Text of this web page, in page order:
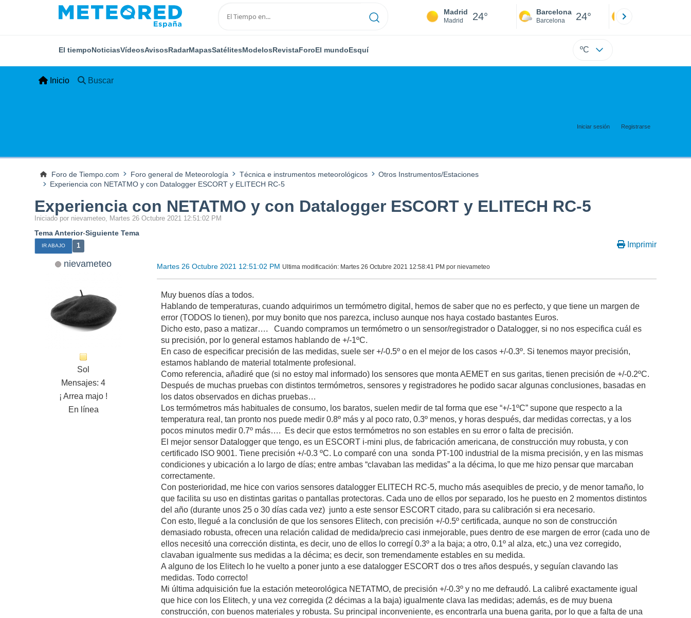
Madrid
Madrid 24° Barcelona
Barcelona 24°
El tiempoNoticiasVídeosAvisosRadarMapasSatélitesModelosRevistaForoEl mundoEsquí ºC
Inicio Buscar
Iniciar sesión Registrarse
Foro de Tiempo.com Foro general de Meteorología Técnica e instrumentos meteorológicos
Otros Instrumentos/Estaciones
Experiencia con NETATMO y con Datalogger ESCORT y ELITECH RC-5
Experiencia con NETATMO y con Datalogger ESCORT y ELITECH RC-5
Iniciado por nievameteo, Martes 26 Octubre 2021 12:51:02 PM
Tema Anterior-Siguiente Tema
IR ABAJO 1 Imprimir
nievameteo
Sol
Mensajes: 4
¡ Arrea majo !
En línea
Martes 26 Octubre 2021 12:51:02 PM Ultima modificación: Martes 26 Octubre 2021 12:58:41 PM por nievameteo
Muy buenos días a todos.
Hablando de temperaturas, cuando adquirimos un termómetro digital, hemos de saber que no es perfecto, y que tiene un margen de
error (TODOS lo tienen), por muy bonito que nos parezca, incluso aunque nos haya costado bastantes Euros.
Dicho esto, paso a matizar…. Cuando compramos un termómetro o un sensor/registrador o Datalogger, si no nos especifica cuál es
su precisión, por lo general estamos hablando de +/-1ºC.
En caso de especificar precisión de las medidas, suele ser +/-0.5º o en el mejor de los casos +/-0.3º. Si tenemos mayor precisión,
estamos hablando de material totalmente profesional.
Como referencia, añadiré que (si no estoy mal informado) los sensores que monta AEMET en sus garitas, tienen precisión de +/-0.2ºC.
Después de muchas pruebas con distintos termómetros, sensores y registradores he podido sacar algunas conclusiones, basadas en
los datos observados en dichas pruebas…
Los termómetros más habituales de consumo, los baratos, suelen medir de tal forma que ese “+/-1ºC” supone que respecto a la
temperatura real, tan pronto nos puede medir 0.8º más y al poco rato, 0.3º menos, y horas después, dar medidas correctas, y a los
pocos minutos medir 0.7º más…. Es decir que estos termómetros no son estables en su error o falta de precisión.
El mejor sensor Datalogger que tengo, es un ESCORT i-mini plus, de fabricación americana, de construcción muy robusta, y con
certificado ISO 9001. Tiene precisión +/-0.3 ºC. Lo comparé con una sonda PT-100 industrial de la misma precisión, y en las mismas
condiciones y ubicación a lo largo de días; entre ambas “clavaban las medidas” a la décima, lo que me hizo pensar que marcaban
correctamente.
Con posterioridad, me hice con varios sensores datalogger ELITECH RC-5, mucho más asequibles de precio, y de menor tamaño, lo
que facilita su uso en distintas garitas o pantallas protectoras. Cada uno de ellos por separado, los he puesto en 2 momentos distintos
del año (durante unos 25 o 30 días cada vez) junto a este sensor ESCORT citado, para su calibración si era necesario.
Con esto, llegué a la conclusión de que los sensores Elitech, con precisión +/-0.5º certificada, aunque no son de construcción
demasiado robusta, ofrecen una relación calidad de medida/precio casi inmejorable, pues dentro de ese margen de error (cada uno de
ellos necesitó una corrección distinta, es decir, uno de ellos lo corregí 0.3º a la baja; a otro, 0.1º al alza, etc,) una vez corregido,
clavaban igualmente sus medidas a la décima; es decir, son tremendamente estables en su medida.
A alguno de los Elitech lo he vuelto a poner junto a ese datalogger ESCORT dos o tres años después, y seguían clavando las
medidas. Todo correcto!
Mi última adquisición fue la estación meteorológica NETATMO, de precisión +/-0.3º y no me defraudó. La calibré exactamente igual
que hice con los Elitech, y una vez corregida (2 décimas a la baja) igualmente clava las medidas; además, es de muy buena
construcción, con buenos materiales y robusta. Su principal inconveniente, es encontrarla una buena garita, por lo que a falta de una